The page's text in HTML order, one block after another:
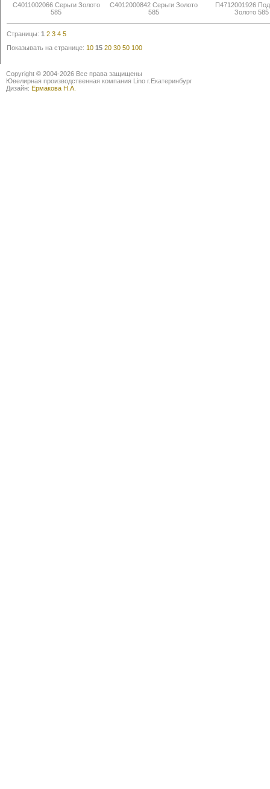
С4011002066 Серьги Золото
585
С4012000842 Серьги Золото
585
П4712001926
Золото 585
Страницы: 1 2 3 4 5
Показывать на странице: 10 15 20 30 50 100
Copyright © 2004-2026 Все права защищены
Ювелирная производственная компания Lino г.Екатеринбург
Дизайн: Ермакова Н.А.